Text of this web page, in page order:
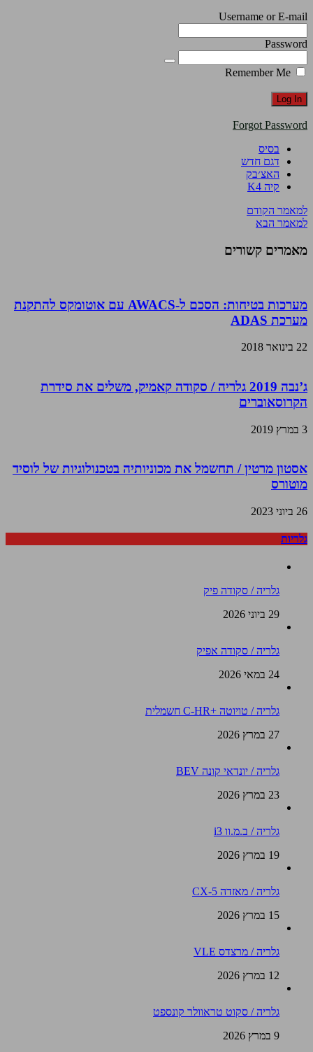
Username or E-mail
Password
Forgot Password
בסיס
דגם חדש
האצ׳בק
קיה K4
למאמר הקודם
למאמר הבא
מאמרים קשורים
מערכות בטיחות: הסכם ל-AWACS עם אוטומקס להתקנת
מערכת ADAS
22 בינואר 2018
ג’נבה 2019 גלריה / סקודה קאמיק, משלים את סידרת
הקרוסאוברים
3 במרץ 2019
אסטון מרטין / תחשמל את מכוניותיה בטכנולוגיות של לוסיד
מוטורס
26 ביוני 2023
גלריות
גלריה / סקודה פיק
29 ביוני 2026
גלריה / סקודה אפיק
24 במאי 2026
גלריה / טויוטה +C-HR חשמלית
27 במרץ 2026
גלריה / יונדאי קונה BEV
23 במרץ 2026
גלריה / ב.מ.וו i3
19 במרץ 2026
גלריה / מאזדה CX-5
15 במרץ 2026
גלריה / מרצדס VLE
12 במרץ 2026
גלריה / סקוט טראוולר קונספט
9 במרץ 2026